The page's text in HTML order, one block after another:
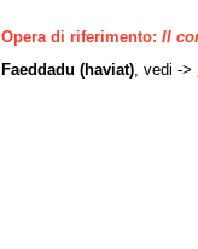
Opera di riferimento: Il
Faeddadu (haviat) , vedi ->